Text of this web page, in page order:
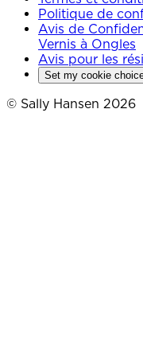
Politique de
Avis de
Vernis à Ongles
Avis pour les
Set my cookie
© Sally Hansen 2026